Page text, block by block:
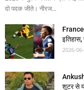
दो पदक जीते। नीरज...
France
2026-
शूटर से